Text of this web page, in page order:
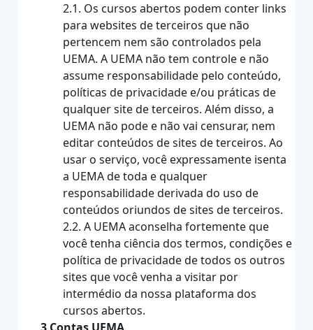
2.1. Os cursos abertos podem conter links
para websites de terceiros que não
pertencem nem são controlados pela
UEMA. A UEMA não tem controle e não
assume responsabilidade pelo conteúdo,
políticas de privacidade e/ou práticas de
qualquer site de terceiros. Além disso, a
UEMA não pode e não vai censurar, nem
editar conteúdos de sites de terceiros. Ao
usar o serviço, você expressamente isenta
a UEMA de toda e qualquer
responsabilidade derivada do uso de
conteúdos oriundos de sites de terceiros.
2.2. A UEMA aconselha fortemente que
você tenha ciência dos termos, condições e
política de privacidade de todos os outros
sites que você venha a visitar por
intermédio da nossa plataforma dos
cursos abertos.